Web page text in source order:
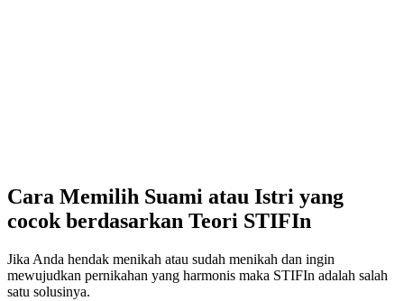
Cara Memilih Suami atau Istri yang
cocok berdasarkan Teori STIFIn
Jika Anda hendak menikah atau sudah menikah dan ingin
mewujudkan pernikahan yang harmonis maka STIFIn adalah salah
satu solusinya.